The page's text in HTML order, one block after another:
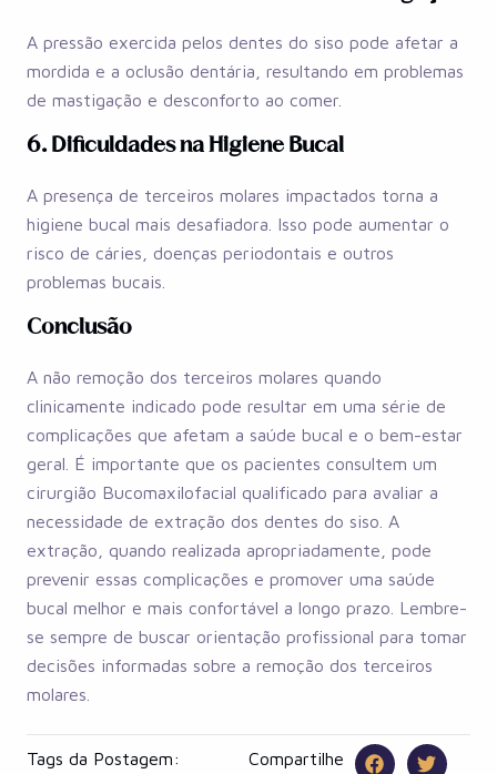
A pressão exercida pelos dentes do siso pode afetar a
mordida e a oclusão dentária, resultando em problemas
de mastigação e desconforto ao comer.
6. Dificuldades na Higiene Bucal
A presença de terceiros molares impactados torna a
higiene bucal mais desafiadora. Isso pode aumentar o
risco de cáries, doenças periodontais e outros
problemas bucais.
Conclusão
A não remoção dos terceiros molares quando
clinicamente indicado pode resultar em uma série de
complicações que afetam a saúde bucal e o bem-estar
geral. É importante que os pacientes consultem um
cirurgião Bucomaxilofacial qualificado para avaliar a
necessidade de extração dos dentes do siso. A
extração, quando realizada apropriadamente, pode
prevenir essas complicações e promover uma saúde
bucal melhor e mais confortável a longo prazo. Lembre-
se sempre de buscar orientação profissional para tomar
decisões informadas sobre a remoção dos terceiros
molares.
Tags da Postagem:
Compartilhe